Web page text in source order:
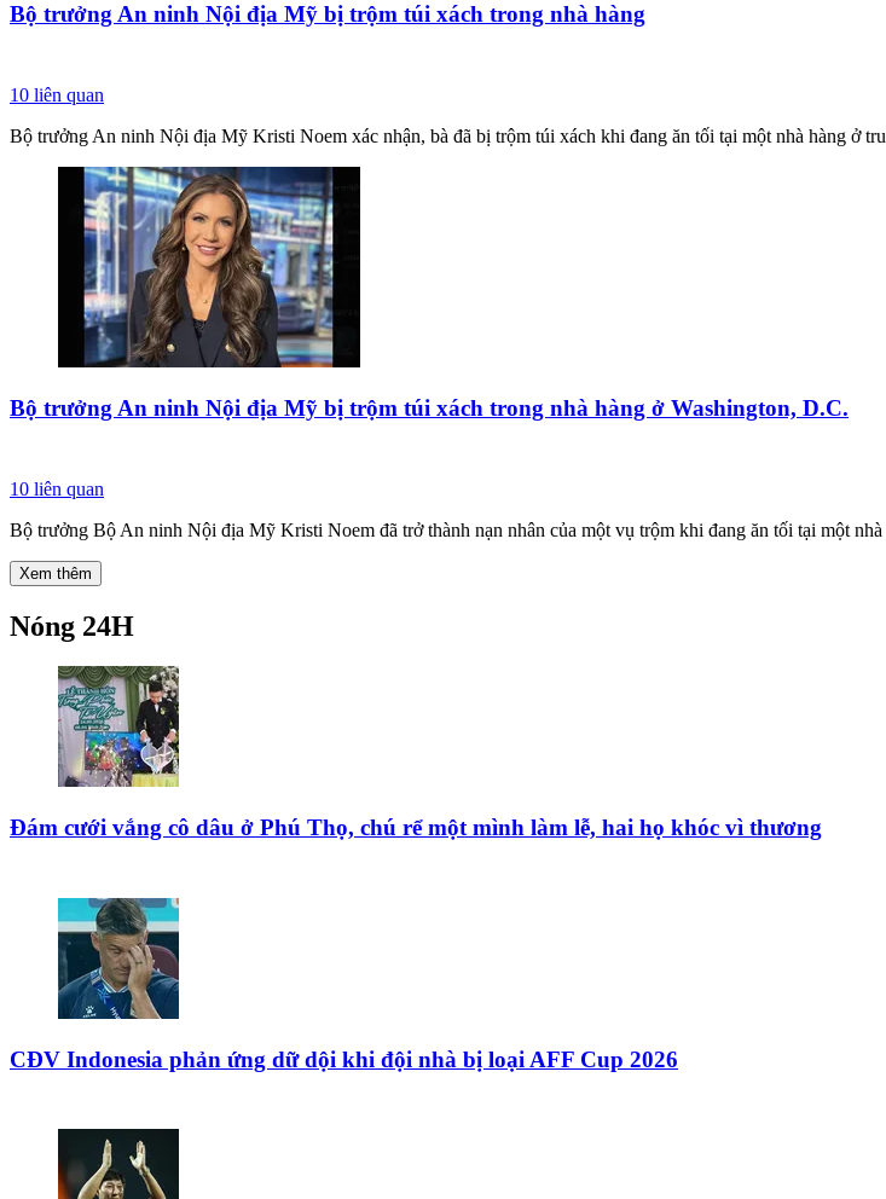
Bộ trưởng An ninh Nội địa Mỹ bị trộm túi xách trong nhà hàng
10 liên quan
Bộ trưởng An ninh Nội địa Mỹ Kristi Noem xác nhận, bà đã bị trộm túi xách khi đang ăn tối tại một nhà hàng ở
Bộ trưởng An ninh Nội địa Mỹ bị trộm túi xách trong nhà hàng ở Washington, D.C.
10 liên quan
Bộ trưởng Bộ An ninh Nội địa Mỹ Kristi Noem đã trở thành nạn nhân của một vụ trộm khi đang ăn tối tại một
Xem thêm
Nóng 24H
Đám cưới vắng cô dâu ở Phú Thọ, chú rể một mình làm lễ, hai họ khóc vì thương
CĐV Indonesia phản ứng dữ dội khi đội nhà bị loại AFF Cup 2026